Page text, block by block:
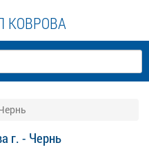
КОВРОВА
г. - Чернь